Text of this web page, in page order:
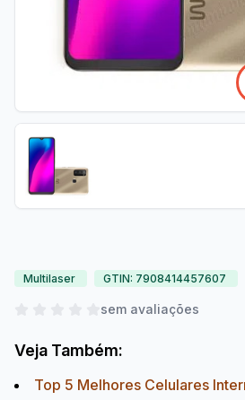
Multilaser GTIN: 7908414457607
sem avaliações
Veja Também:
Top 5 Melhores Celulares